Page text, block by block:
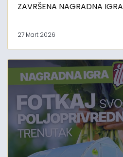
ZAVRŠENA NAGRADNA IGRA
27 Mart 2026